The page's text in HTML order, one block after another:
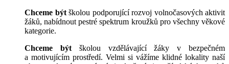
Chceme být školou podporující rozvoj volnočasových aktivit
žáků, nabídnout pestré spektrum kroužků pro všechny věkové
kategorie.
Chceme býtškolou vzdělávající žáky v bezpečném
a motivujícím prostředí. Velmi si vážíme klidné lokality naší